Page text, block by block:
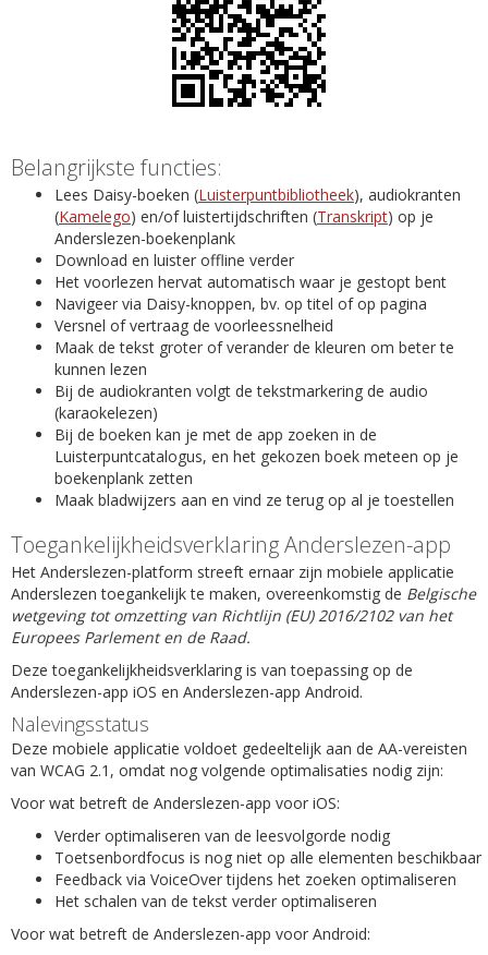
Belangrijkste functies:
Lees Daisy-boeken (Luisterpuntbibliotheek), audiokranten
(Kamelego) en/of luistertijdschriften (Transkript) op je
Anderslezen-boekenplank
Download en luister offline verder
Het voorlezen hervat automatisch waar je gestopt bent
Navigeer via Daisy-knoppen, bv. op titel of op pagina
Versnel of vertraag de voorleessnelheid
Maak de tekst groter of verander de kleuren om beter te
kunnen lezen
Bij de audiokranten volgt de tekstmarkering de audio
(karaokelezen)
Bij de boeken kan je met de app zoeken in de
Luisterpuntcatalogus, en het gekozen boek meteen op je
boekenplank zetten
Maak bladwijzers aan en vind ze terug op al je toestellen
Toegankelijkheidsverklaring Anderslezen-app
Het Anderslezen-platform streeft ernaar zijn mobiele applicatie
Anderslezen toegankelijk te maken, overeenkomstig de Belgische
wetgeving tot omzetting van Richtlijn (EU) 2016/2102 van het
Europees Parlement en de Raad.
Deze toegankelijkheidsverklaring is van toepassing op de
Anderslezen-app iOS en Anderslezen-app Android.
Nalevingsstatus
Deze mobiele applicatie voldoet gedeeltelijk aan de AA-vereisten
van WCAG 2.1, omdat nog volgende optimalisaties nodig zijn:
Voor wat betreft de Anderslezen-app voor iOS:
Verder optimaliseren van de leesvolgorde nodig
Toetsenbordfocus is nog niet op alle elementen beschikbaar
Feedback via VoiceOver tijdens het zoeken optimaliseren
Het schalen van de tekst verder optimaliseren
Voor wat betreft de Anderslezen-app voor Android: